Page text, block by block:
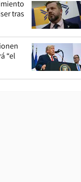
tras
“el